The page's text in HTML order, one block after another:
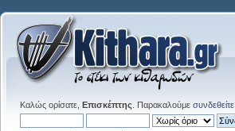
Καλώς ορίσατε, Επισκέπτης . Παρακαλούμε συνδεθείτε